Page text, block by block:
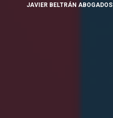
JAVIER BELTRÁN ABOGADOS